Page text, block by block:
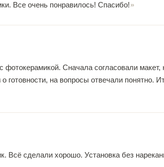
Все очень понравилось! Спасибо!
Сначала согласовали
готовности, на вопросы отвечали понятно.
Всё сделали хорошо. Установка без